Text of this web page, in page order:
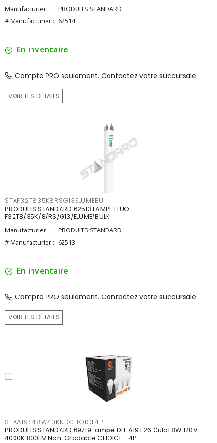
Manufacturier :
PRODUITS STANDARD
# Manufacturier : 62514
En inventaire
Compte PRO seulement. Contactez votre succursale
VOIR LES DÉTAILS
STAF32T835K8RSG13ELUMEBU
PRODUITS STANDARD 62513 LAMPE FLUO
F32T8/35K/8/RS/G13/ELUME/BULK
Manufacturier :
PRODUITS STANDARD
# Manufacturier : 62513
En inventaire
Compte PRO seulement. Contactez votre succursale
VOIR LES DÉTAILS
STAA19S48W40KNDCHOICE4P
PRODUITS STANDARD 69719 Lampe DEL A19 E26 Culot 8W 120V
4000K 800LM Non-Gradable CHOICE - 4P